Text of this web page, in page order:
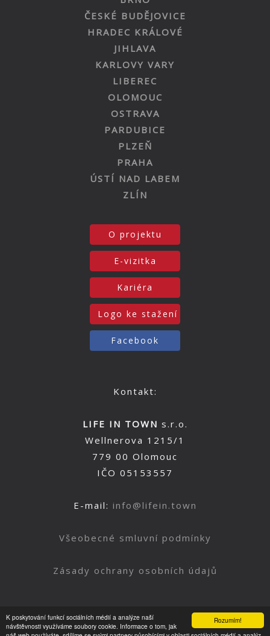
Rozumím!
K poskytování funkcí sociálních médií a analýze naší
návštěvnosti využíváme soubory cookie. Informace o tom, jak
ČESKÉ BUDĚJOVICE
HRADEC KRÁLOVÉ
JIHLAVA
KARLOVY VARY
LIBEREC
OLOMOUC
OSTRAVA
PARDUBICE
PLZEŇ
PRAHA
ÚSTÍ NAD LABEM
ZLÍN
O projektu
E-vizitka
Kariéra
Logo ke stažení
Facebook
Kontakt:
LIFE IN TOWN s.r.o.
Wellnerova 1215/1
779 00 Olomouc
IČO 05153557
E-mail: info@lifein.town
Všeobecné smluvní podmínky
Zásady ochrany osobních údajů
Nahoru